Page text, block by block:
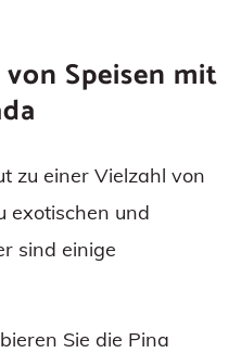
Speisen mit
zu einer Vielzahl von
exotischen und
sind einige
Sie die Pina